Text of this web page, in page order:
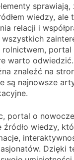
wiedzy, ale
relacji i
rolnictwem, portal
warto
znaleźć na
są najnowsze
portal o
źródło wiedzy,
Dzięki